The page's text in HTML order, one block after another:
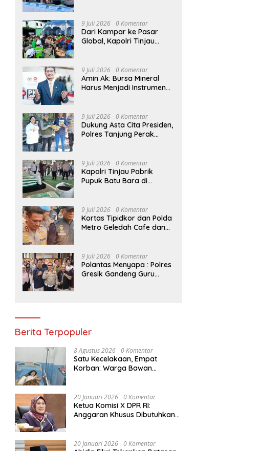
9 Juli 2026 0 Komentar
Dari Kampar ke Pasar
Global, Kapolri Tinjau
9 Juli 2026 0 Komentar
Amin Ak: Bursa Mineral
Harus Menjadi Instrumen
9 Juli 2026 0 Komentar
Dukung Asta Cita Presiden,
Polres Tanjung Perak
Wedi.
9 Juli 2026 0 Komentar
Kapolri Tinjau Pabrik
Pupuk Batu Bara di
Kelompok Tani Riau
9 Juli 2026 0 Komentar
Kortas Tipidkor dan Polda
Metro Geledah Cafe dan
9 Juli 2026 0 Komentar
Polantas Menyapa : Polres
Gresik Gandeng Guru
Berita Terpopuler
8 Agustus 2026 0 Komentar
Satu Kecelakaan, Empat
Korban: Warga Bawan
Mendapat Lampu Jalan?
20 Januari 2026 0 Komentar
Ketua Komisi X DPR RI:
Anggaran Khusus Dibutuhkan
Akibat Bencana
20 Januari 2026 0 Komentar